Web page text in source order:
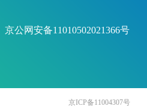
京公网安备11010502021366号
京ICP备11004307号